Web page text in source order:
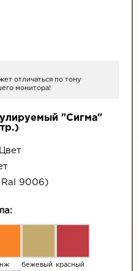
отличаться по тону
монитора!
"Сигма"
Цвет
9006)
бежевый красный